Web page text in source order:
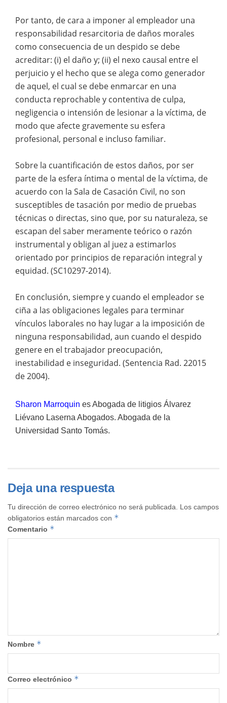
Por tanto, de cara a imponer al empleador una
responsabilidad resarcitoria de daños morales
como consecuencia de un despido se debe
acreditar: (i) el daño y; (ii) el nexo causal entre el
perjuicio y el hecho que se alega como generador
de aquel, el cual se debe enmarcar en una
conducta reprochable y contentiva de culpa,
negligencia o intensión de lesionar a la víctima, de
modo que afecte gravemente su esfera
profesional, personal e incluso familiar.
Sobre la cuantificación de estos daños, por ser
parte de la esfera íntima o mental de la víctima, de
acuerdo con la Sala de Casación Civil, no son
susceptibles de tasación por medio de pruebas
técnicas o directas, sino que, por su naturaleza, se
escapan del saber meramente teórico o razón
instrumental y obligan al juez a estimarlos
orientado por principios de reparación integral y
equidad. (SC10297-2014).
En conclusión, siempre y cuando el empleador se
ciña a las obligaciones legales para terminar
vínculos laborales no hay lugar a la imposición de
ninguna responsabilidad, aun cuando el despido
genere en el trabajador preocupación,
inestabilidad e inseguridad. (Sentencia Rad. 22015
de 2004).
Sharon Marroquin es Abogada de litigios Álvarez
Liévano Laserna Abogados. Abogada de la
Universidad Santo Tomás.
Deja una respuesta
Tu dirección de correo electrónico no será publicada.
Los campos
obligatorios están marcados con *
Comentario *
Nombre *
Correo electrónico *